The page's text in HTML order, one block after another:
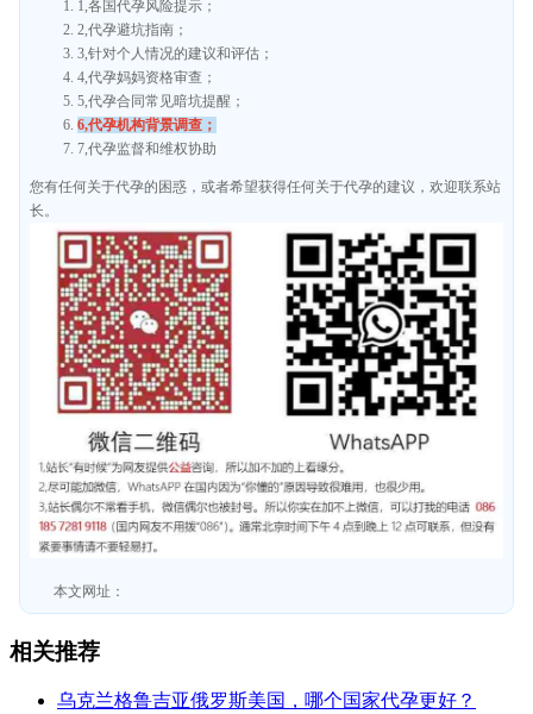
1,各国代孕风险提示；
2,代孕避坑指南；
3,针对个人情况的建议和评估；
4,代孕妈妈资格审查；
5,代孕合同常见暗坑提醒；
6,代孕机构背景调查；
7,代孕监督和维权协助
您有任何关于代孕的困惑，或者希望获得任何关于代孕的建议，欢迎联系站
长。
本文网址：
相关推荐
乌克兰格鲁吉亚俄罗斯美国，哪个国家代孕更好？